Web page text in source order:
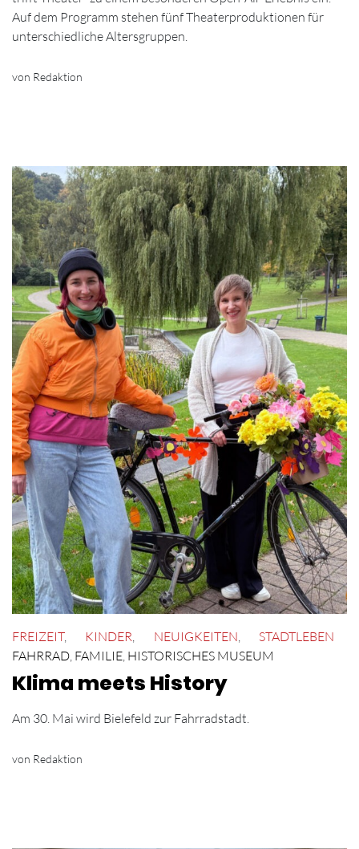
Auf dem Programm stehen fünf Theaterproduktionen für
unterschiedliche Altersgruppen.
von Redaktion
FREIZEIT, KINDER NEUIGKEITEN
STADTLEBEN
FAHRRAD FAMILIE HISTORISCHES MUSEUM
Klima meets History
Am 30. Mai wird Bielefeld zur Fahrradstadt.
von Redaktion